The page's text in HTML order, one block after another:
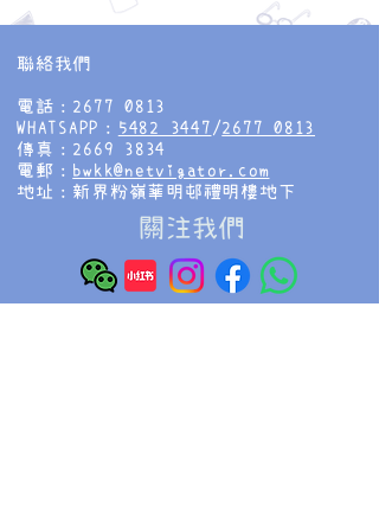
聯絡我們
電話：2677 0813
WHATSAPP： 5482 3447 /2677 0813
傳真：2669 3834
電郵： bwkk@netvigator.com
地址：新界粉嶺華明邨禮明樓地下
​關注我們